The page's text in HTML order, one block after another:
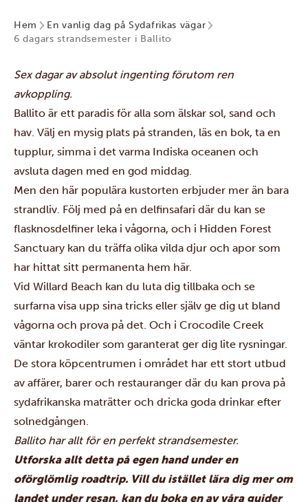
Hem
En vanlig dag på Sydafrikas vägar
6 dagars strandsemester i Ballito
Sex dagar av absolut ingenting förutom ren
avkoppling.
Ballito är ett paradis för alla som älskar sol, sand och
hav. Välj en mysig plats på stranden, läs en bok, ta en
tupplur, simma i det varma Indiska oceanen och
avsluta dagen med en god middag.
Men den här populära kustorten erbjuder mer än bara
strandliv. Följ med på en delfinsafari där du kan se
flasknosdelfiner leka i vågorna, och i Hidden Forest
Sanctuary kan du träffa olika vilda djur och apor som
har hittat sitt permanenta hem här.
Vid Willard Beach kan du luta dig tillbaka och se
surfarna visa upp sina tricks eller själv ge dig ut bland
vågorna och prova på det. Och i Crocodile Creek
väntar krokodiler som garanterat ger dig lite rysningar.
De stora köpcentrumen i området har ett stort utbud
av affärer, barer och restauranger där du kan prova på
sydafrikanska maträtter och dricka goda drinkar efter
solnedgången.
Ballito har allt för en perfekt strandsemester.
Utforska allt detta på egen hand under en
oförglömlig roadtrip. Vill du istället lära dig mer om
landet under resan, kan du boka en av våra guider